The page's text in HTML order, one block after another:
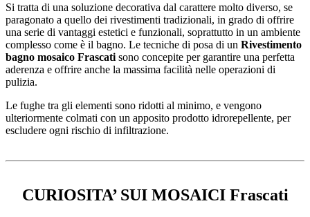
Si tratta di una soluzione decorativa dal carattere molto diverso, se
paragonato a quello dei rivestimenti tradizionali, in grado di offrire
una serie di vantaggi estetici e funzionali, soprattutto in un ambiente
complesso come è il bagno. Le tecniche di posa di un Rivestimento
bagno mosaico Frascati sono concepite per garantire una perfetta
aderenza e offrire anche la massima facilità nelle operazioni di
pulizia.
Le fughe tra gli elementi sono ridotti al minimo, e vengono
ulteriormente colmati con un apposito prodotto idrorepellente, per
escludere ogni rischio di infiltrazione.
CURIOSITA’ SUI MOSAICI Frascati